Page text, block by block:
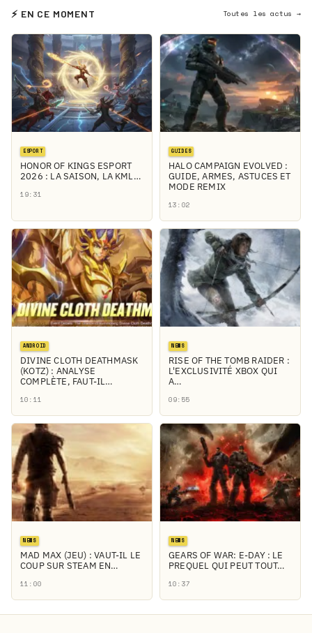
⚡ EN CE MOMENT Toutes les actus →
ESPORT
HONOR OF KINGS ESPORT
2026 : LA SAISON, LA KML…
19:31
GUIDES
HALO CAMPAIGN EVOLVED :
GUIDE, ARMES, ASTUCES ET
MODE REMIX
13:02
ANDROID
DIVINE CLOTH DEATHMASK
(KOTZ) : ANALYSE
COMPLÈTE, FAUT-IL…
10:11
NEWS
RISE OF THE TOMB RAIDER :
L'EXCLUSIVITÉ XBOX QUI
A…
09:55
NEWS
MAD MAX (JEU) : VAUT-IL LE
COUP SUR STEAM EN…
11:00
NEWS
GEARS OF WAR: E-DAY : LE
PREQUEL QUI PEUT TOUT…
10:37